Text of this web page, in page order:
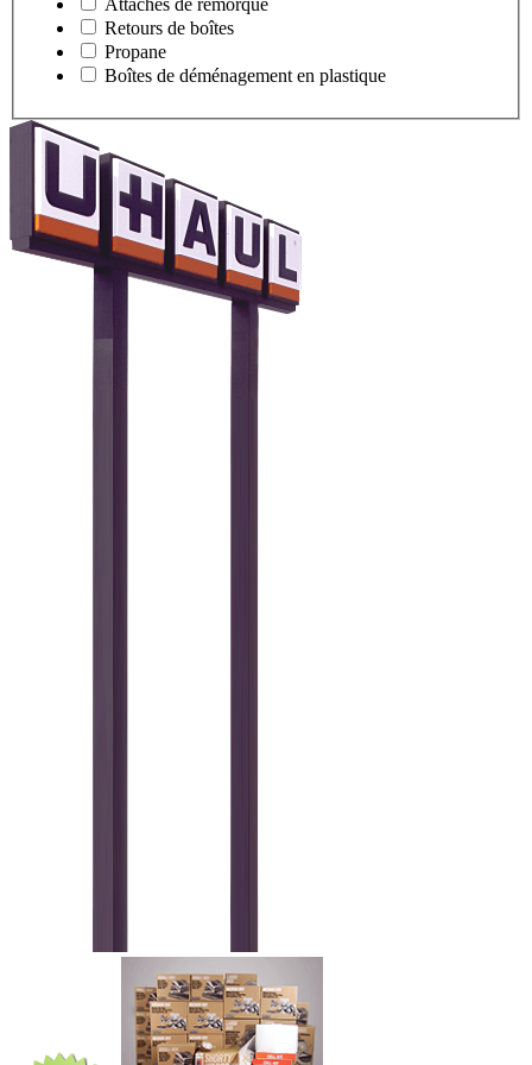
Attaches de remorque
Retours de boîtes
Propane
Boîtes de déménagement en plastique